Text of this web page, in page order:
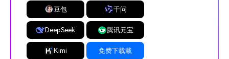
豆包 千问
DeepSeek 腾讯元宝
Kimi 免费下载載